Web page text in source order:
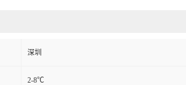
深圳
2-8℃